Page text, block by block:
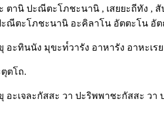
ตานิ ปะณีตะโภชะนานิ , เสยยะถีทัง ,
ณีตะโภชะนานิ อะคิลาโน อัตตะโน อั
อะทินนัง มุขะท๎วารัง อาหารัง อาหะเ
ตโถ.
อะเจละกัสสะ วา ปะริพพาชะกัสสะ วา